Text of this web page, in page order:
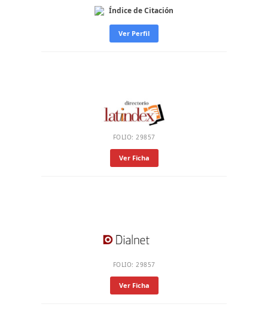
Índice de Citación
Ver Perfil
FOLIO: 29857
Ver Ficha
FOLIO: 29857
Ver Ficha